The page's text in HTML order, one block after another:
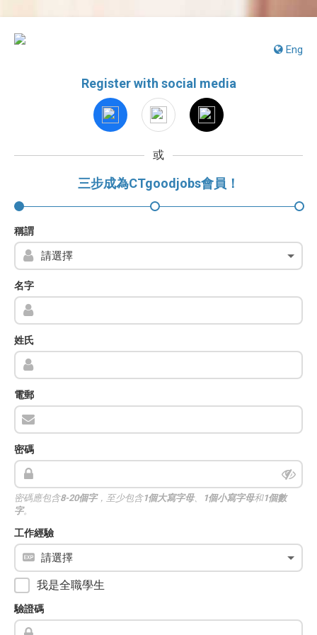
Eng
Register with social media
或
三步成為CTgoodjobs會員！
稱謂
名字
姓氏
電郵
密碼
密碼應包含8-20個字，至少包含1個大寫字母、 1個小寫字母和1個數
字。
工作經驗
我是全職學生
驗證碼